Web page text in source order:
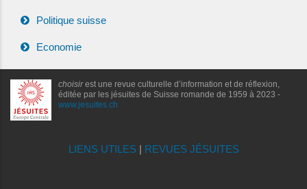
Politique suisse
Economie
choisirest une revue culturelle d’information et de réflexion,
éditée par les jésuites de Suisse romande de 1959 à 2023 -
www.jesuites.ch
LIENS UTILES| REVUES JÉSUITES